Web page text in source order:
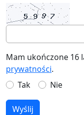
Mam ukończone 16
prywatności.
Tak
Nie
Wyślij